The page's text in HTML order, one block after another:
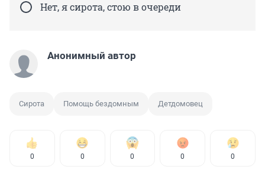
Нет, я сирота, стою в очереди
Анонимный автор
Сирота Помощь бездомным Детдомовец
0 0 0 0 0